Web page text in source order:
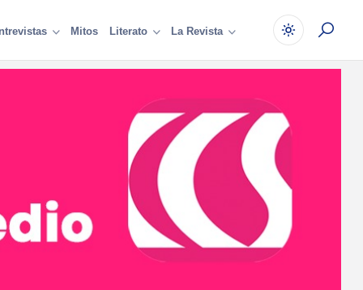
Mitos Literato La Revista